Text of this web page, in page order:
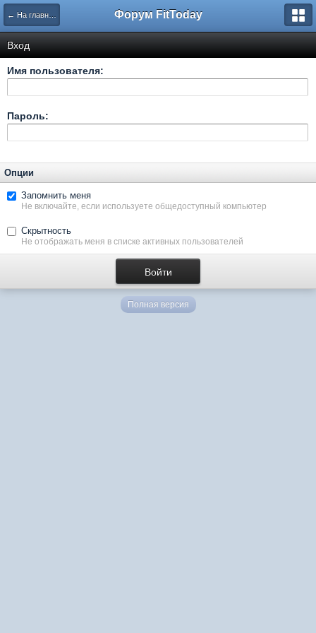
← На главную Форум FitToday
Вход
Имя пользователя:
Пароль:
Опции
Запомнить меня
Не включайте, если используете общедоступный компьютер
Скрытность
Не отображать меня в списке активных пользователей
Полная версия